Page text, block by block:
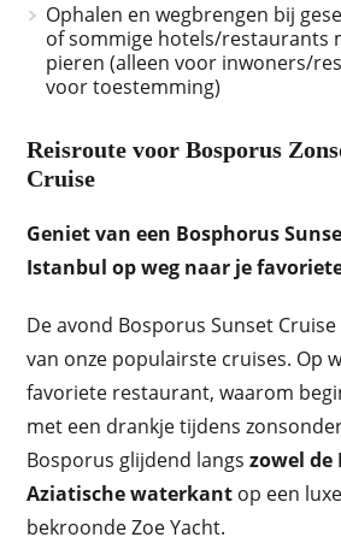
Ophalen en wegbrengen bij
of sommige hotels/restaurants
pieren (alleen voor inwoners/
voor toestemming)
Reisroute voor Bosporus
Cruise
Geniet van een Bosphorus
Istanbul op weg naar je
De avond Bosporus Sunset
van onze populairste cruises. Op
favoriete restaurant, waarom
met een drankje tijdens
Bosporus glijdend langs zowel de
Aziatische waterkant op een
bekroonde Zoe Yacht.